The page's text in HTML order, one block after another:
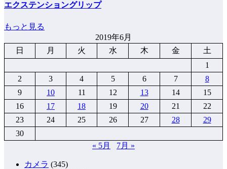
エクステンショングリップ
もっと見る
2019年6月
日
月 火 水 木 金
土
1
2
3 4 5 6 7
8
9
10 11 12 13 14
15
16
17 18 19 20 21
22
23
24 25 26 27 28
29
30
« 5月
7月 »
カメラ (345)